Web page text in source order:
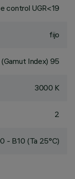
control UGR<19
fijo
Index) 95
3000 K
2
- B10 (Ta 25°C)